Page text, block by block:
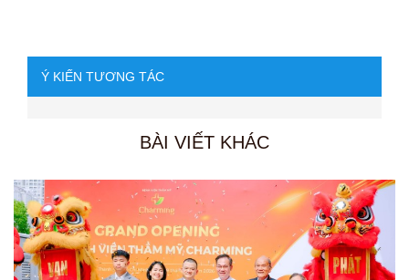
Ý KIẾN TƯƠNG TÁC
BÀI VIẾT KHÁC